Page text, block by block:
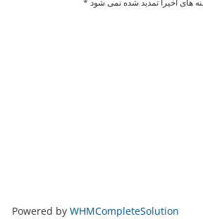
Powered by WHMCompleteSolution